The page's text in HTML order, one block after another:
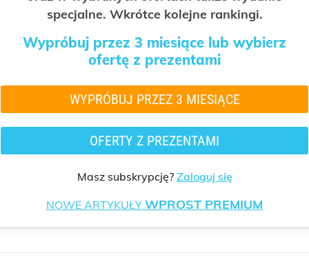
specjalne. Wkrótce kolejne rankingi.
Wypróbuj przez 3 miesiące lub wybierz
ofertę z prezentami
WYPRÓBUJ PRZEZ 3 MIESIĄCE
OFERTY Z PREZENTAMI
Masz subskrypcję? Zaloguj się
NOWE ARTYKUŁY WPROST PREMIUM